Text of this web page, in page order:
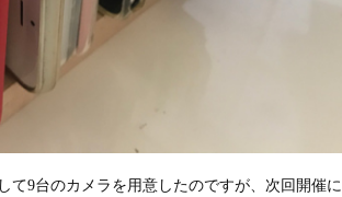
て9台のカメラを用意したのですが、次回開催に